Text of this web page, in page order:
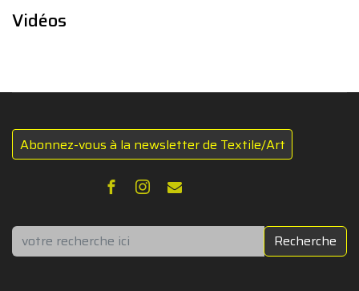
Vidéos
Abonnez-vous à la newsletter de Textile/Art
Rechercher Recherche